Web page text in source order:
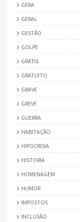
GERA
GERAL
GESTÃO
GOLPE
GRÁTIS
GRATUITO
GRAVE
GREVE
GUERRA
HABITAÇÃO
HIPOCRISIA
HISTORIA
HOMENAGEM
HUMOR
IMPOSTOS
INCLUSÃO